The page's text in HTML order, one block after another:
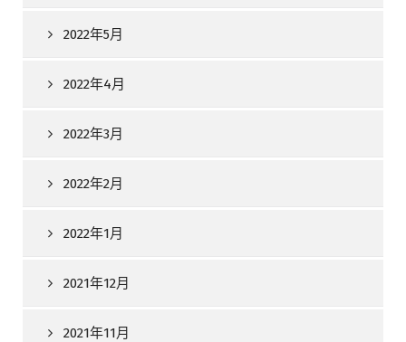
2022年5月
2022年4月
2022年3月
2022年2月
2022年1月
2021年12月
2021年11月